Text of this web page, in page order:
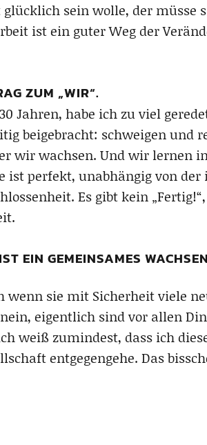
sein wolle, der müsse
ist ein guter Weg der
ZUM „WIR“.
Jahren, habe ich zu viel
beigebracht: schweigen und
wir wachsen. Und wir lernen
ist perfekt, unabhängig von
Es gibt kein
EIN GEMEINSAMES
sie mit Sicherheit viele
eigentlich sind vor allen
weiß zumindest, dass ich
entgegengehe. Das